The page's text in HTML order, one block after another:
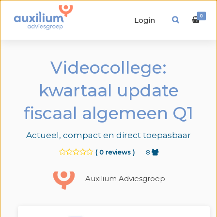
Login 0
Videocollege:
kwartaal update
fiscaal algemeen Q1
Actueel, compact en direct toepasbaar
( 0 reviews ) 8
Auxilium Adviesgroep